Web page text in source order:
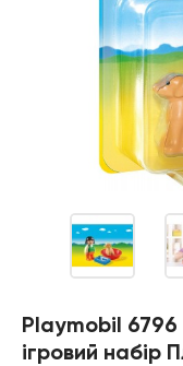
Playmobil 6796
ігровий набір